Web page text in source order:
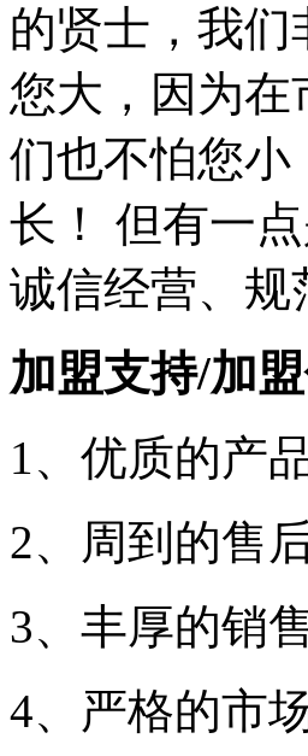
的贤士，我
您大，因为
们也不怕您小
长！ 但有一
诚信经营、规
加盟支持/加盟
1、优质的产
2、周到的售
3、丰厚的销
4、严格的市